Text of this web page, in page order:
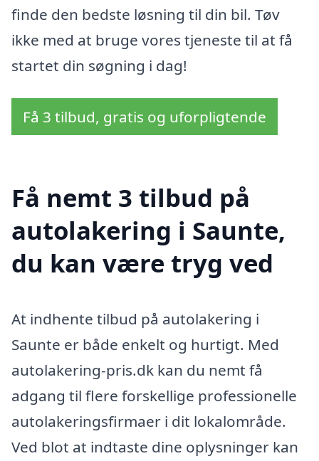
finde den bedste løsning til din bil. Tøv
ikke med at bruge vores tjeneste til at få
startet din søgning i dag!
Få 3 tilbud, gratis og uforpligtende
Få nemt 3 tilbud på
autolakering i Saunte,
du kan være tryg ved
At indhente tilbud på autolakering i
Saunte er både enkelt og hurtigt. Med
autolakering-pris.dk kan du nemt få
adgang til flere forskellige professionelle
autolakeringsfirmaer i dit lokalområde.
Ved blot at indtaste dine oplysninger kan